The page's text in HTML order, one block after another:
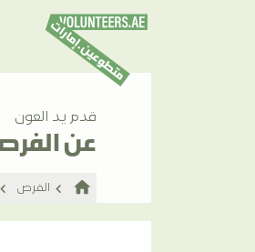
قدم يد العون
عن
home الفرص